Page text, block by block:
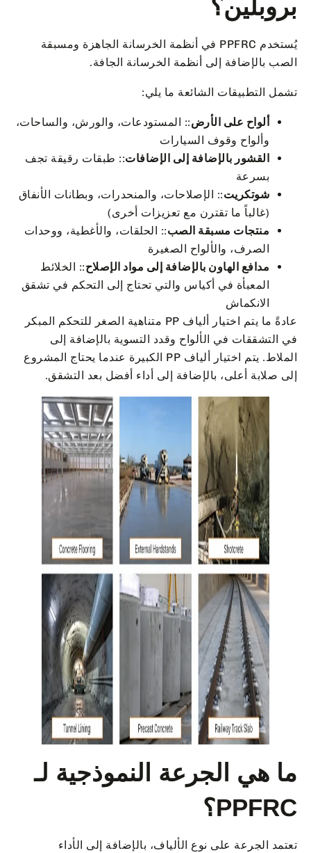
بروبلين؟
يُستخدم PPFRC في أنظمة الخرسانة الجاهزة ومسبقة
الصب بالإضافة إلى أنظمة الخرسانة الجافة.
تشمل التطبيقات الشائعة ما يلي:
ألواح على الأرض:: المستودعات، والورش، والساحات،
وألواح وقوف السيارات
القشور بالإضافة إلى الإضافات:: طبقات رقيقة تجف
بسرعة
شوتكريت:: الإصلاحات، والمنحدرات، وبطانات الأنفاق
(غالباً ما تقترن مع تعزيزات أخرى)
منتجات مسبقة الصب:: الحلقات، والأغطية، ووحدات
الصرف، والألواح الصغيرة
مدافع الهاون بالإضافة إلى مواد الإصلاح:: الخلائط
المعبأة في أكياس والتي تحتاج إلى التحكم في تشقق
الانكماش
عادةً ما يتم اختيار ألياف PP متناهية الصغر للتحكم المبكر
في التشققات في الألواح وقدد التسوية بالإضافة إلى
الملاط. يتم اختيار ألياف PP الكبيرة عندما يحتاج المشروع
إلى صلابة أعلى، بالإضافة إلى أداء أفضل بعد التشقق.
ما هي الجرعة النموذجية لـ
PPFRC؟
تعتمد الجرعة على نوع الألياف، بالإضافة إلى الأداء